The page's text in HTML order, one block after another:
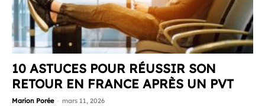
10 ASTUCES POUR RÉUSSIR SON
RETOUR EN FRANCE APRÈS UN PVT
Marion Porée - mars 11, 2026